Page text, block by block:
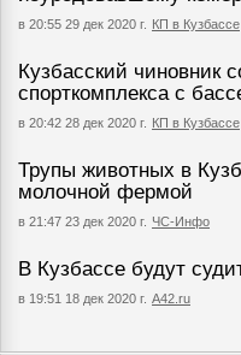
в 20:55 29 дек 2020 г. КП в Кузбассе
Кузбасский чиновник
спорткомплекса с
в 20:42 28 дек 2020 г. КП в Кузбассе
Трупы животных в
молочной фермой
в 21:47 23 дек 2020 г. ЧС-Инфо
В Кузбассе будут
в 19:51 18 дек 2020 г. A42.ru